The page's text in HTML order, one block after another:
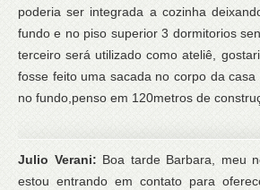
poderia ser integrada a cozinha
fundo e no piso superior 3 dormitorios
terceiro será utilizado como ateliê,
fosse feito uma sacada no corpo da
no fundo,penso em 120metros de
Julio Verani: Boa tarde Barbara, meu
estou entrando em contato para